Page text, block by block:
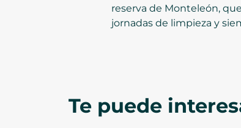
reserva de Monteleón,
jornadas de limpieza y
Te puede